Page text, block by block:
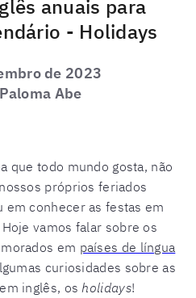
anuais para
- Holidays
de 2023
Paloma Abe
que todo mundo gosta, não
próprios feriados
em conhecer as festas em
vamos falar sobre os
em países de língua
curiosidades sobre as
inglês, os holidays!